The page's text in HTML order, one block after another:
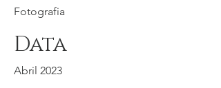
Fotografia
Data
Abril 2023